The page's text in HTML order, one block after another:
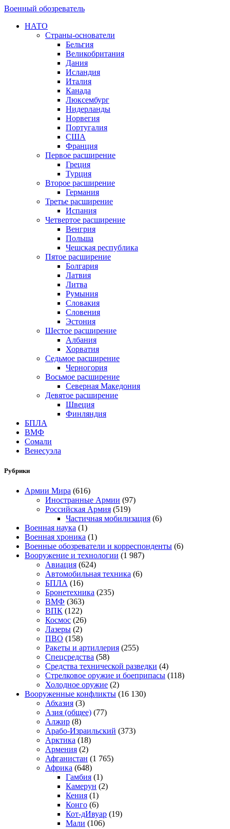
Военный обозреватель
НАТО
Страны-основатели
Бельгия
Великобритания
Дания
Исландия
Италия
Канада
Люксембург
Нидерланды
Норвегия
Португалия
США
Франция
Первое расширение
Греция
Турция
Второе расширение
Германия
Третье расширение
Испания
Четвертое расширение
Венгрия
Польша
Чешская республика
Пятое расширение
Болгария
Латвия
Литва
Румыния
Словакия
Словения
Эстония
Шестое расширение
Албания
Хорватия
Седьмое расширение
Черногория
Восьмое расширение
Северная Македония
Девятое расширение
Швеция
Финляндия
БПЛА
ВМФ
Сомали
Венесуэла
Рубрики
Армии Мира (616)
Иностранные Армии (97)
Российская Армия (519)
Частичная мобилизация (6)
Военная наука (1)
Военная хроника (1)
Военные обозреватели и корреспонденты (6)
Вооружение и технологии (1 987)
Авиация (624)
Автомобильная техника (6)
БПЛА (16)
Бронетехника (235)
ВМФ (363)
ВПК (122)
Космос (26)
Лазеры (2)
ПВО (158)
Ракеты и артиллерия (255)
Спецсредства (58)
Средства технической разведки (4)
Стрелковое оружие и боеприпасы (118)
Холодное оружие (2)
Вооруженные конфликты (16 130)
Абхазия (3)
Азия (общее) (77)
Алжир (8)
Арабо-Израильский (373)
Арктика (18)
Армения (2)
Афганистан (1 765)
Африка (648)
Гамбия (1)
Камерун (2)
Кения (1)
Конго (6)
Кот-дИвуар (19)
Мали (106)